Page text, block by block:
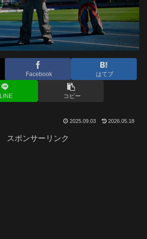
Facebook はてブ
LINE コピー
2025.09.03 2026.05.18
スポンサーリンク